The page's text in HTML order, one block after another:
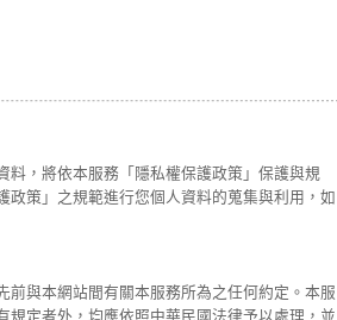
料，將依本服務「隱私權保護政策」保護與規
策」之規範進行您個人資料的蒐集與利用，如
與本網站間有關本服務所為之任何約定。本服
定者外，均應依照中華民國法律予以處理，並